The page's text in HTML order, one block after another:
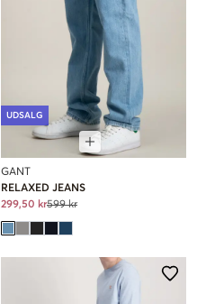
UDSALG
GANT
RELAXED JEANS
299,50 kr599 kr